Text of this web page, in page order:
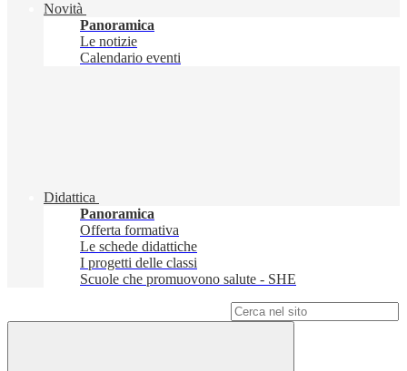
Novità
Panoramica
Le notizie
Calendario eventi
Didattica
Panoramica
Offerta formativa
Le schede didattiche
I progetti delle classi
Scuole che promuovono salute - SHE